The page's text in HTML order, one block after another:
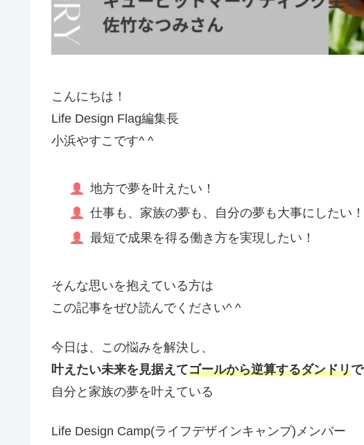
こんにちは！
Life Design Flag編集長
小浜やすこです^ ^
地方で夢を叶えたい！
仕事も、家族の夢も、自分の夢も大事にしたい！
最短で成果を得る働き方を実現したい！
そんな思いを抱えている方は
この記事をぜひ読んでください^ ^
今日は、この悩みを解決し、
叶えたい未来を見据えてゴールから逆算するダンドリで
自分と家族の夢を叶えている
Life Design Camp(ライフデザインキャンプ)メンバー